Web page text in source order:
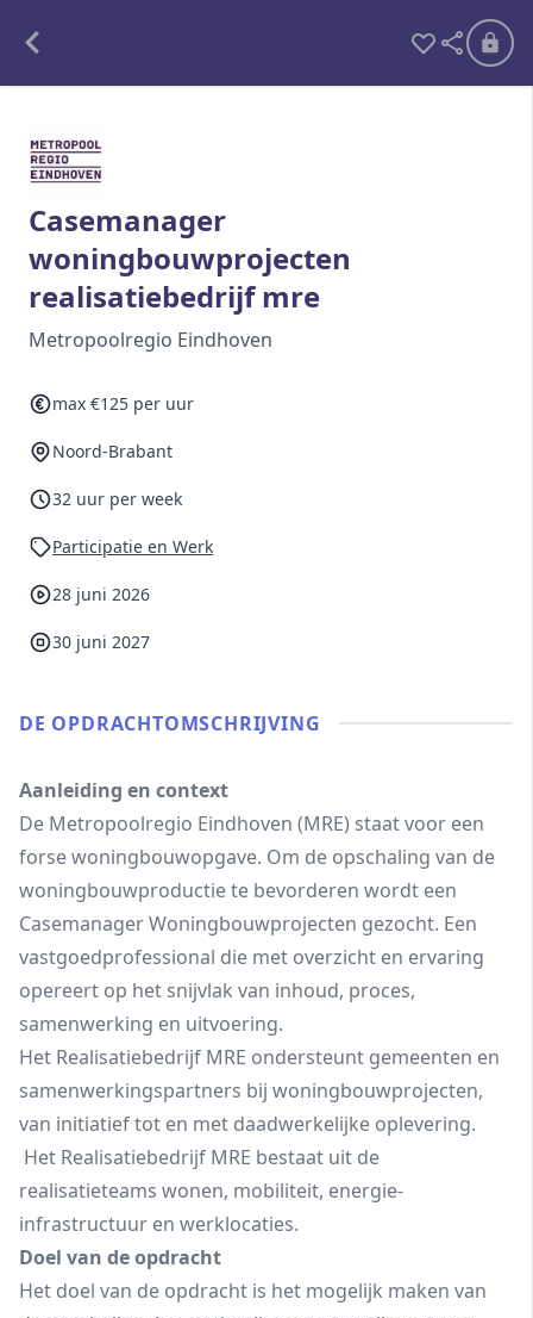
Detachering
Interim opdrachten statistiek
Casemanager
woningbouwprojecten
realisatiebedrijf mre
Metropoolregio Eindhoven
max €125 per uur
Noord-Brabant
32 uur per week
Participatie en Werk
28 juni 2026
30 juni 2027
DE OPDRACHT­OMSCHRIJVING
Aanleiding en context
De Metropoolregio Eindhoven (MRE) staat voor een
forse woningbouwopgave. Om de opschaling van de
woningbouwproductie te bevorderen wordt een
Casemanager Woningbouwprojecten gezocht. Een
vastgoedprofessional die met overzicht en ervaring
opereert op het snijvlak van inhoud, proces,
samenwerking en uitvoering.
Het Realisatiebedrijf MRE ondersteunt gemeenten en
samenwerkingspartners bij woningbouwprojecten,
van initiatief tot en met daadwerkelijke oplevering.
Het Realisatiebedrijf MRE bestaat uit de
realisatieteams wonen, mobiliteit, energie-
infrastructuur en werklocaties.
Doel van de opdracht
Het doel van de opdracht is het mogelijk maken van